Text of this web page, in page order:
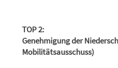
TOP 2:
Genehmigung der
Mobilitätsausschuss)